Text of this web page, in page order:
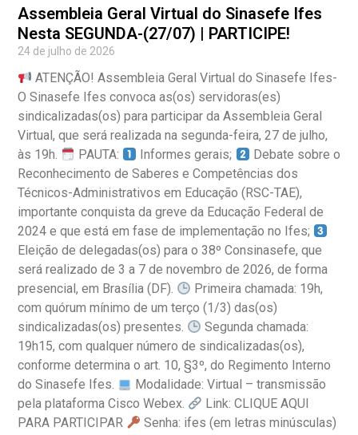
Assembleia Geral Virtual do Sinasefe Ifes
Nesta SEGUNDA-(27/07) | PARTICIPE!
24 de julho de 2026
ATENÇÃO! Assembleia Geral Virtual do Sinasefe Ifes-
O Sinasefe Ifes convoca as(os) servidoras(es)
sindicalizadas(os) para participar da Assembleia Geral
Virtual, que será realizada na segunda-feira, 27 de julho,
às 19h.
PAUTA: Informes gerais;
Debate sobre o
Reconhecimento de Saberes e Competências dos
Técnicos-Administrativos em Educação (RSC-TAE),
importante conquista da greve da Educação Federal de
2024 e que está em fase de implementação no Ifes;
Eleição de delegadas(os) para o 38º Consinasefe, que
será realizado de 3 a 7 de novembro de 2026, de forma
presencial, em Brasília (DF).
Primeira chamada: 19h,
com quórum mínimo de um terço (1/3) das(os)
sindicalizadas(os) presentes.
Segunda chamada:
19h15, com qualquer número de sindicalizadas(os),
conforme determina o art. 10, §3º, do Regimento Interno
do Sinasefe Ifes.
Modalidade: Virtual – transmissão
pela plataforma Cisco Webex.
Link: CLIQUE AQUI
PARA PARTICIPAR
Senha: ifes (em letras minúsculas)